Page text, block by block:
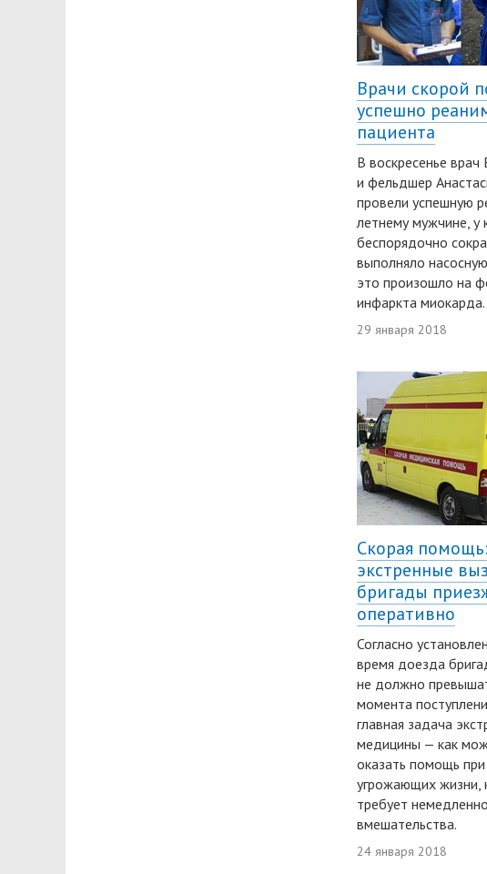
Врачи скорой
успешно
пациента
В воскресенье
и фельдшер
провели успешную
летнему мужчине, у
беспорядочно
выполняло
это произошло на
инфаркта миокарда.
29 января 2018
Скорая
экстренные
бригады
оперативно
Согласно
время доезда
не должно
момента
главная задача
медицины — как
оказать помощь при
угрожающих жизни,
требует
вмешательства.
24 января 2018